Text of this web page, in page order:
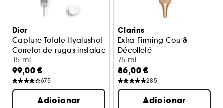
Dior
Capture Totale Hyalushot
Corretor de rugas instaladas e 1os sinais de rugas
15 ml
99,00 €
675
Adicionar
Clarins
Extra-Firming Cou &
Décolleté
Tratamento reafirmante
75 ml
86,00 €
285
Adicionar